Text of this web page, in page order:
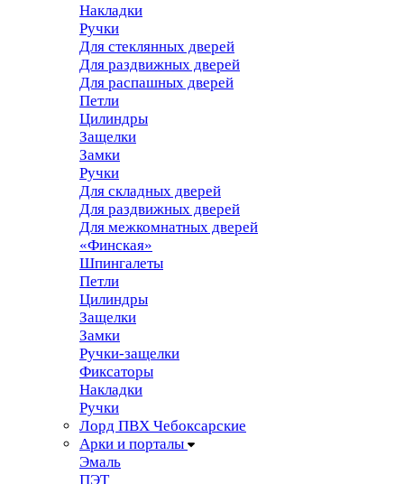
Накладки
Ручки
Для стеклянных дверей
Для раздвижных дверей
Для распашных дверей
Петли
Цилиндры
Защелки
Замки
Ручки
Для складных дверей
Для раздвижных дверей
Для межкомнатных дверей
«Финская»
Шпингалеты
Петли
Цилиндры
Защелки
Замки
Ручки-защелки
Фиксаторы
Накладки
Ручки
Лорд ПВХ Чебоксарские
Арки и порталы
Эмаль
ПЭТ